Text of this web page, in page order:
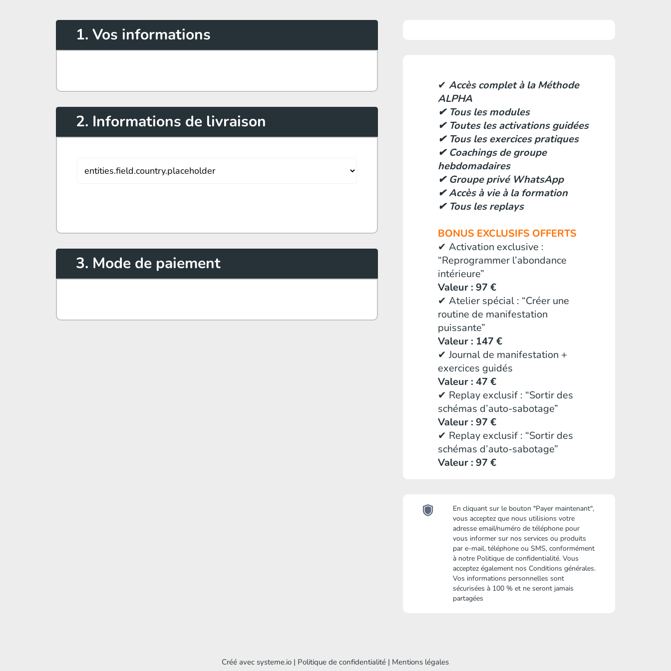
1. Vos informations
2. Informations de livraison
3. Mode de paiement
✔ Accès complet à la Méthode
ALPHA
✔ Tous les modules
✔ Toutes les activations guidées
✔ Tous les exercices pratiques
✔ Coachings de groupe
hebdomadaires
✔ Groupe privé WhatsApp
✔ Accès à vie à la formation
✔ Tous les replays
BONUS EXCLUSIFS OFFERTS
✔ Activation exclusive :
“Reprogrammer l’abondance
intérieure”
Valeur : 97 €
✔ Atelier spécial : “Créer une
routine de manifestation
puissante”
Valeur : 147 €
✔ Journal de manifestation +
exercices guidés
Valeur : 47 €
✔ Replay exclusif : “Sortir des
schémas d’auto-sabotage”
Valeur : 97 €
✔ Replay exclusif : “Sortir des
schémas d’auto-sabotage”
Valeur : 97 €
En cliquant sur le bouton "Payer maintenant",
vous acceptez que nous utilisions votre
adresse email/numéro de téléphone pour
vous informer sur nos services ou produits
par e-mail, téléphone ou SMS, conformément
à notre Politique de confidentialité. Vous
acceptez également nos Conditions générales.
Vos informations personnelles sont
sécurisées à 100 % et ne seront jamais
partagées
Créé avec systeme.io | Politique de confidentialité | Mentions légales